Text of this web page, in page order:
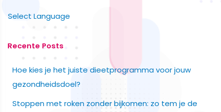
Select Language
Recente Posts
Hoe kies je het juiste dieetprogramma voor jouw
gezondheidsdoel?
Stoppen met roken zonder bijkomen: zo tem je de